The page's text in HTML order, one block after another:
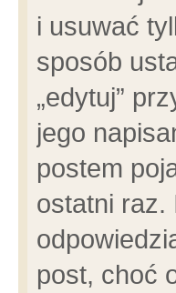
i usuwać
sposób
„edytuj”
jego
postem
ostatni raz.
post, choć